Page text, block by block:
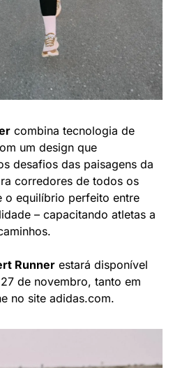
combina tecnologia de
um design que
desafios das paisagens da
corredores de todos os
o equilíbrio perfeito entre
– capacitando atletas a
Runner estará disponível
de novembro, tanto em
no site adidas.com.